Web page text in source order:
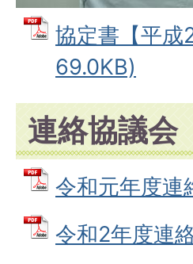
協定書【平
69.0KB)
連絡協議会
令和元年度連
令和2年度連